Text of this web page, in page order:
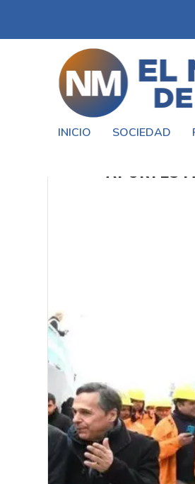
INICIO SOCIEDAD
APORTES